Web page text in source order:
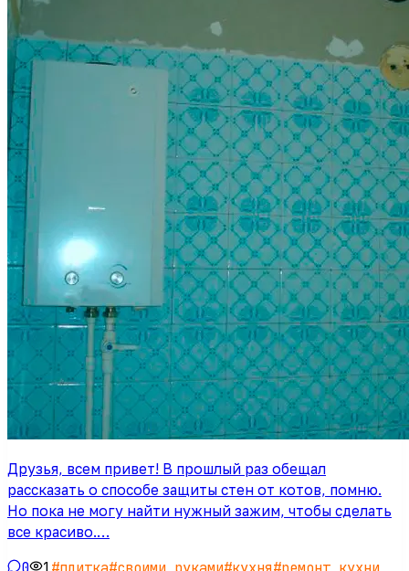
Друзья, всем привет! В прошлый раз обещал
рассказать о способе защиты стен от котов, помню.
Но пока не могу найти нужный зажим, чтобы сделать
все красиво.…